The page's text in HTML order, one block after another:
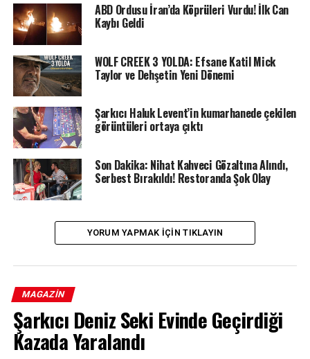
ABD Ordusu İran’da Köprüleri Vurdu! İlk Can
Kaybı Geldi
WOLF CREEK 3 YOLDA: Efsane Katil Mick
Taylor ve Dehşetin Yeni Dönemi
Şarkıcı Haluk Levent’in kumarhanede çekilen
görüntüleri ortaya çıktı
Son Dakika: Nihat Kahveci Gözaltına Alındı,
Serbest Bırakıldı! Restoranda Şok Olay
YORUM YAPMAK IÇIN TIKLAYIN
MAGAZIN
Şarkıcı Deniz Seki Evinde Geçirdiği
Kazada Yaralandı